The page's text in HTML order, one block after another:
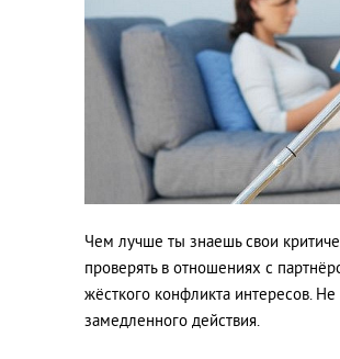
Чем лучше ты знаешь свои
проверять в отношениях с
жёсткого конфликта интересов.
замедленного действия.